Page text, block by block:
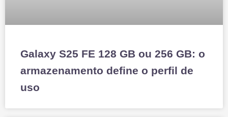
Galaxy S25 FE 128 GB ou 256 GB: o
armazenamento define o perfil de
uso